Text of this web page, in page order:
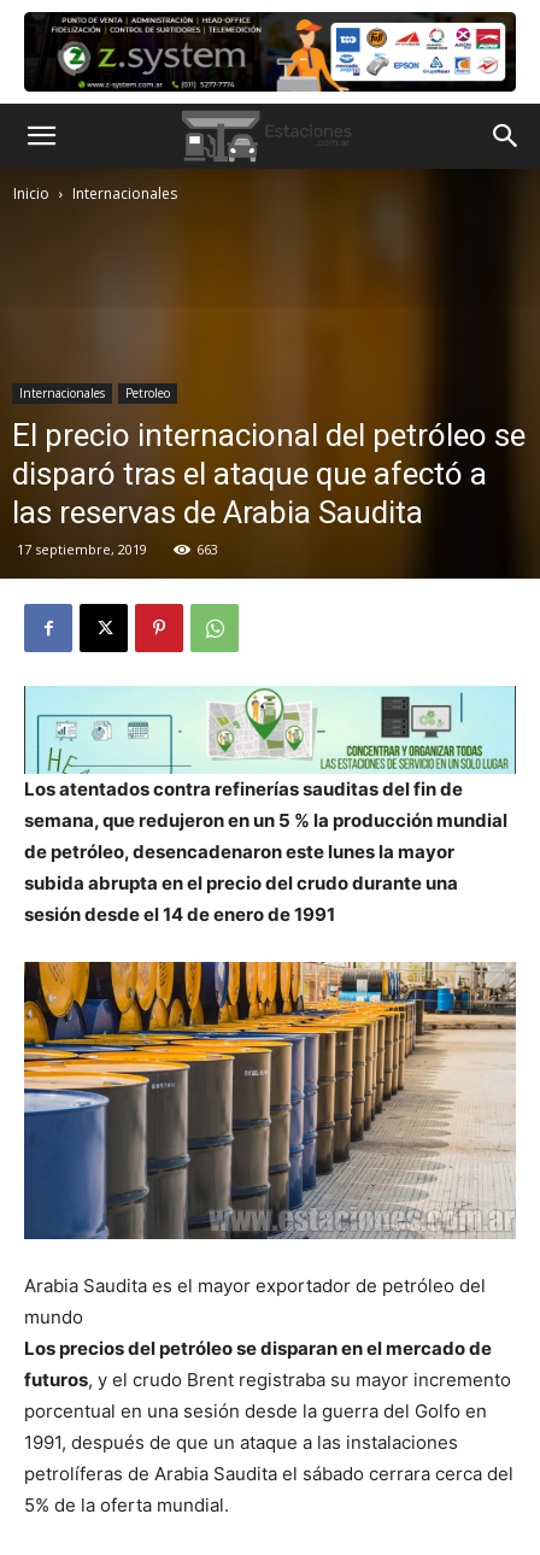
Inicio Internacionales
Internacionales Petroleo
El precio internacional del petróleo se
disparó tras el ataque que afectó a
las reservas de Arabia Saudita
17 septiembre, 2019 663
Los atentados contra refinerías sauditas del fin de
semana, que redujeron en un 5 % la producción mundial
de petróleo, desencadenaron este lunes la mayor
subida abrupta en el precio del crudo durante una
sesión desde el 14 de enero de 1991
Arabia Saudita es el mayor exportador de petróleo del
mundo
Los precios del petróleo se disparan en el mercado de
futuros, y el crudo Brent registraba su mayor incremento
porcentual en una sesión desde la guerra del Golfo en
1991, después de que un ataque a las instalaciones
petrolíferas de Arabia Saudita el sábado cerrara cerca del
5% de la oferta mundial.